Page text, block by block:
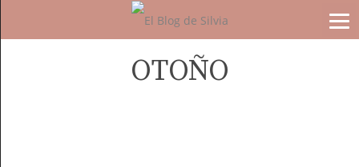
OTOÑO